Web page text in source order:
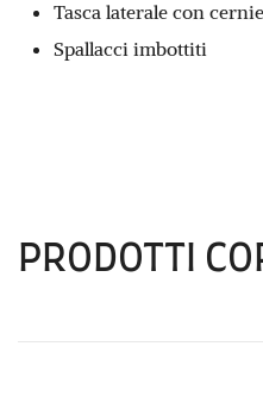
Tasca laterale con
Spallacci imbottiti
PRODOTTI